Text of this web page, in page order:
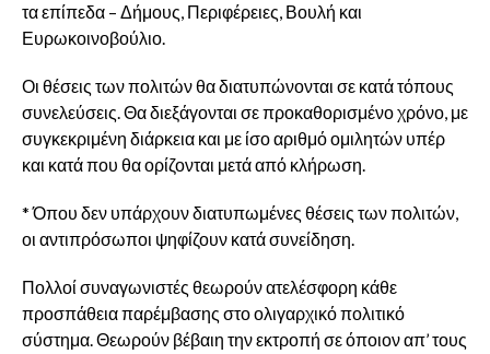
τα επίπεδα – Δήμους, Περιφέρειες, Βουλή και
Ευρωκοινοβούλιο.
Οι θέσεις των πολιτών θα διατυπώνονται σε κατά τόπους
συνελεύσεις. Θα διεξάγονται σε προκαθορισμένο χρόνο, με
συγκεκριμένη διάρκεια και με ίσο αριθμό ομιλητών υπέρ
και κατά που θα ορίζονται μετά από κλήρωση.
* Όπου δεν υπάρχουν διατυπωμένες θέσεις των πολιτών,
οι αντιπρόσωποι ψηφίζουν κατά συνείδηση.
Πολλοί συναγωνιστές θεωρούν ατελέσφορη κάθε
προσπάθεια παρέμβασης στο ολιγαρχικό πολιτικό
σύστημα. Θεωρούν βέβαιη την εκτροπή σε όποιον απ’ τους